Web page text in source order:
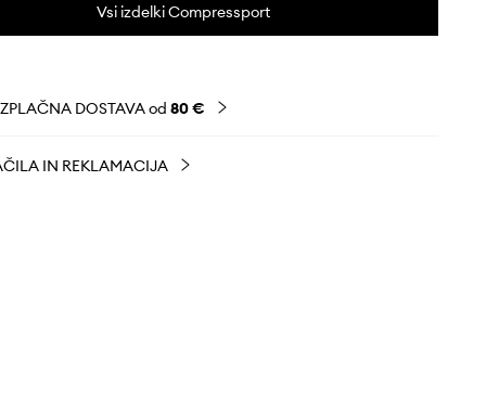
Vsi izdelki Compressport
DOSTAVA od 80 €
IN REKLAMACIJA